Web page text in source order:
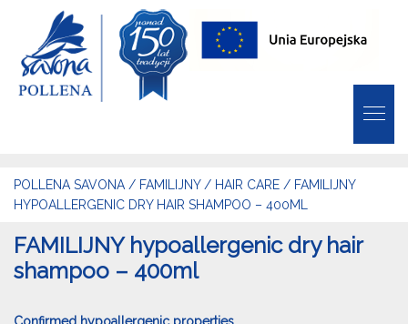
POLLENA SAVONA / FAMILIJNY/ HAIR CARE / FAMILIJNY
HYPOALLERGENIC DRY HAIR SHAMPOO – 400ML
FAMILIJNY hypoallergenic dry hair
shampoo – 400ml